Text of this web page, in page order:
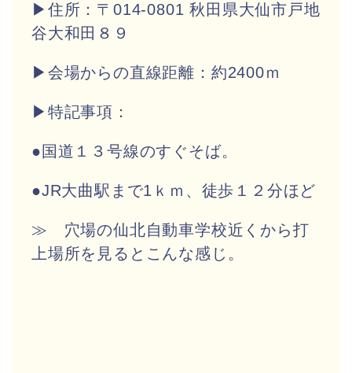
▶住所：〒014-0801 秋田県大仙市戸地
谷大和田８９
▶会場からの直線距離：約2400ｍ
▶特記事項：
●国道１３号線のすぐそば。
●JR大曲駅まで1ｋｍ、徒歩１２分ほど
≫ 穴場の仙北自動車学校近くから打
上場所を見るとこんな感じ。